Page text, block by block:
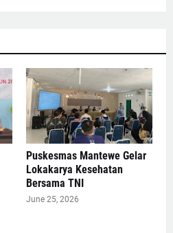
Puskesmas Mantewe Gelar
Lokakarya Kesehatan
Bersama TNI
June 25, 2026